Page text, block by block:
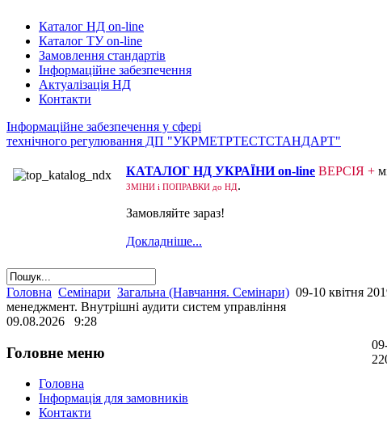
Каталог НД on-line
Каталог ТУ on-line
Замовлення стандартів
Інформаційне забезпечення
Актуалізація НД
Контакти
Інформаційне забезпечення у сфері
технічного регулювання ДП "УКРМЕТРТЕСТСТАНДАРТ"
КАТАЛОГ НД УКРАЇНИ on-line ВЕРСІЯ +
ЗМІНИ і ПОПРАВКИ до НД.
Замовляйте зараз!
Докладніше...
Головна Семінари Загальна (Навчання. Семінари) 09-10 квітня
менеджмент. Внутрішні аудити систем управління
09.08.2026 9:28
Головне меню
Головна
Інформація для замовників
Контакти